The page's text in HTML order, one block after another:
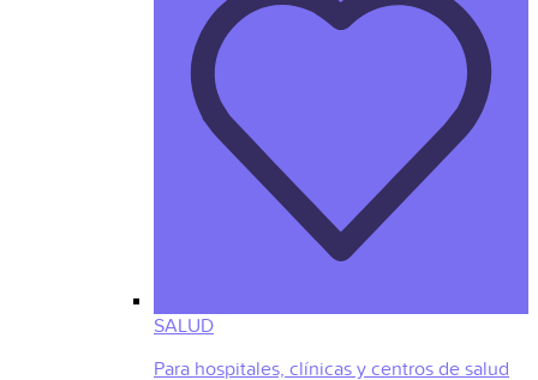
SALUD
Para hospitales, clínicas y centros de salud